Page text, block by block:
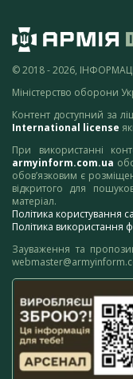
© 2018 - 2026,
Міністерство оборони
Контент доступний за
International license
При використанні
armyinform.com.ua
обов’язковим є
відкритого для
матеріал.
Політика користування
Політика використання
Зауваження та